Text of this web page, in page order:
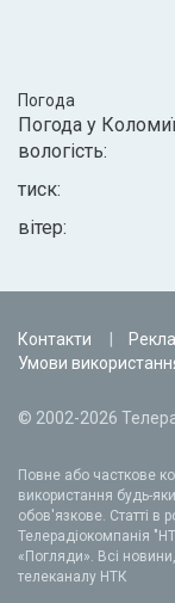
Погода
Погода у
вологість:
тиск:
вітер:
Контакти
Умови
© 2002-2026
Повне або часткове
використання будь-
обов'язкове. Статті в
Телерадіокомпанія
«Погляди». Всі
телеканалу НТК